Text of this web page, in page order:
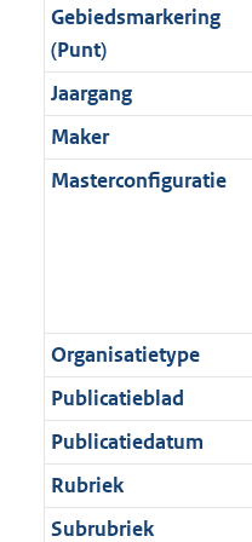
f
o
m
a
a
b
n
f
r
m
a
K
i
n
o
r
m
b
e
i
f
o
r
7
Gebiedsmarkering
(Punt)
Jaargang
Maker
Masterconfiguratie
Organisatietype
Publicatieblad
Publicatiedatum
Rubriek
Subrubriek